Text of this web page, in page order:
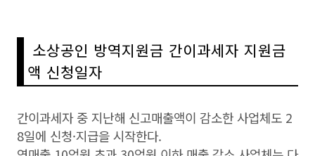
소상공인 방역지원금 간이과세자 지원금
액 신청일자
간이과세자 중 지난해 신고매출액이 감소한 사업체도 2
8일에 신청·지급을 시작한다.